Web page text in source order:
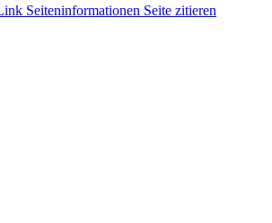
Seiten­informationen Seite zitieren